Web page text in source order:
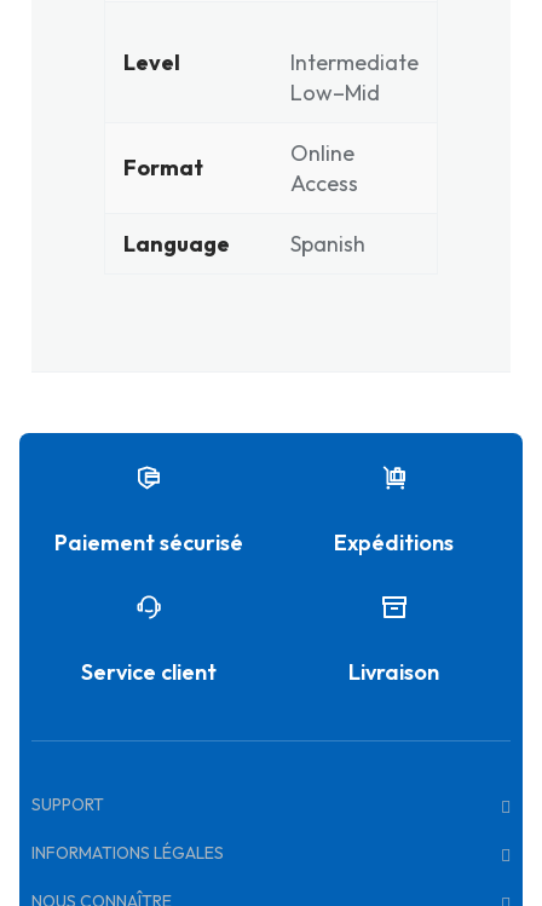
Level
Intermediate
Low–Mid
Format
Online
Access
Language Spanish
Paiement sécurisé Expéditions
Service client Livraison
SUPPORT
INFORMATIONS LÉGALES
NOUS CONNAÎTRE